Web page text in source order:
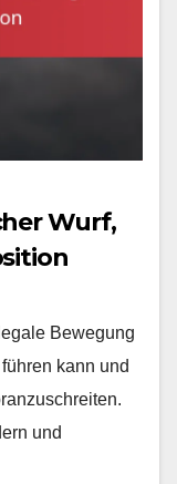
Wurf,
Bewegung
kann und
und